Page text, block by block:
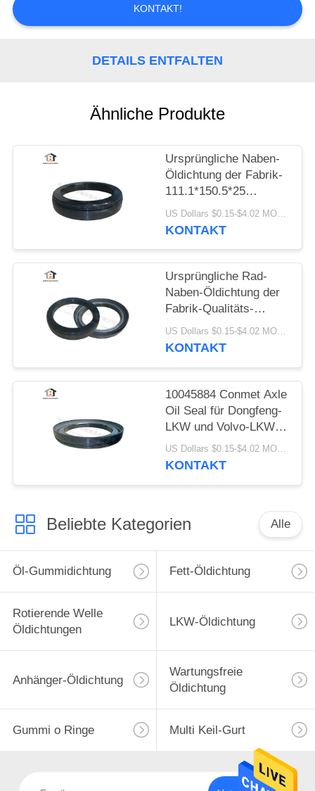
NACHRICHTEN
KONTAKT!
DETAILS ENTFALTEN
Ähnliche Produkte
Ursprüngliche Naben-
Öldichtung der Fabrik-
111.1*150.5*25
anwendbar auf Conmet
Axle No 10045883
US Dollars $0.15-$4.02 MOQ:20 Teile
KONTAKT
Ursprüngliche Rad-
Naben-Öldichtung der
Fabrik-Qualitäts-
10045887 für
Öldichtung Conmet-
US Dollars $0.15-$4.02 MOQ:20 Teile
KONTAKT
10045884 Conmet Axle
Oil Seal für Dongfeng-
LKW und Volvo-LKW
133.36x187.5x24
US Dollars $0.15-$4.02 MOQ:20 Teile
KONTAKT
Beliebte Kategorien Alle
Öl-Gummidichtung Fett-Öldichtung
Rotierende Welle
Öldichtungen
LKW-Öldichtung
Anhänger-Öldichtung
Wartungsfreie
Öldichtung
Gummi o Ringe Multi Keil-Gurt